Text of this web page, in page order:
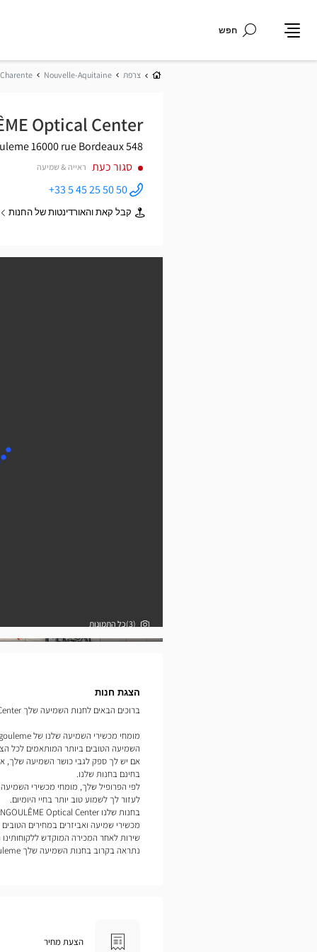
חפש
בית צרפת Nouvelle-Aquitaine
Charente
Optical Center
548 rue Bordeaux
16000 Angouleme
סגור כעת ראייה & שמיעה
התקשר
לחנות
Audioprothésiste
+33 5 45 25 50 50
קבל קאת והאורדינטות של החנות של
(3)כל התמונות
הצגת חנות
ברוכים הבאים לחנות השמיעה שלך Audioprothésiste ANGOULÊME Optical Center.
השמיעה הטובים ביותר המותאמים לכל
אם יש לך ספק לגבי כושר השמיעה שלך,
בחינם בחנות שלנו.
לעזור לך לשמוע טוב יותר בחיי היומיום.
מכשירי שמיעה ואביזרים במחירים
שירות לאחר המכירה המוקדש
נתראה בקרוב בחנות השמיעה שלך Optical Center Angouleme.
הצעת מחיר